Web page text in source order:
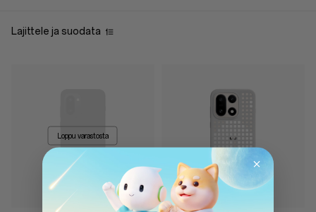
Store
Lajittele ja suodata
Loppu varastosta